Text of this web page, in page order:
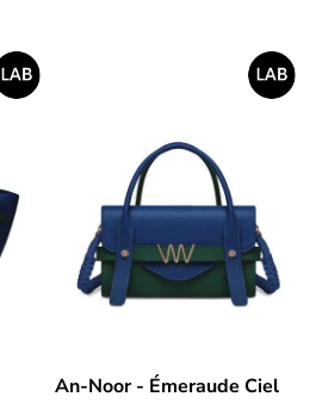
An-Noor - Émeraude Ciel